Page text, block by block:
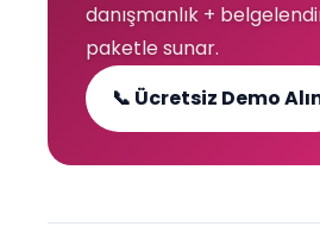
danışmanlık +
paketle sunar.
📞 Ücretsiz Demo